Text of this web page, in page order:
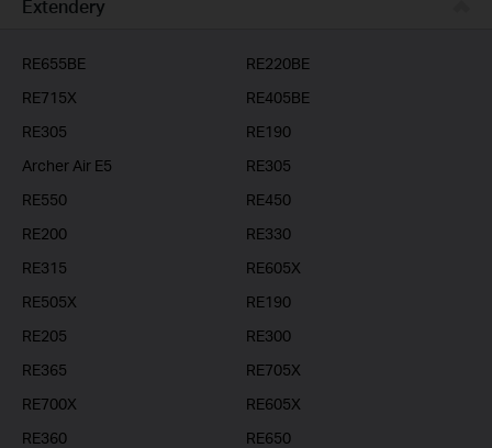
Extendery
RE655BE
RE220BE
RE715X
RE405BE
RE305
RE190
Archer Air E5
RE305
RE550
RE450
RE200
RE330
RE315
RE605X
RE505X
RE190
RE205
RE300
RE365
RE705X
RE700X
RE605X
RE360
RE650